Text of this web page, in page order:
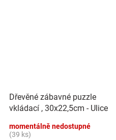
Dřevěné zábavné puzzle
vkládací , 30x22,5cm - Ulice
momentálně nedostupné
(39 ks)